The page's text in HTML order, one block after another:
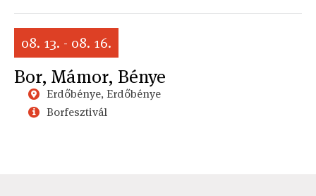
08. 13. - 08. 16.
Bor, Mámor, Bénye
Erdőbénye, Erdőbénye
Borfesztivál